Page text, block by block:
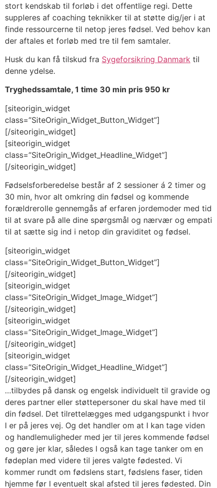
stort kendskab til forløb i det offentlige regi. Dette
suppleres af coaching teknikker til at støtte dig/jer i at
finde ressourcerne til netop jeres fødsel. Ved behov kan
der aftales et forløb med tre til fem samtaler.
Husk du kan få tilskud fra Sygeforsikring Danmark til
denne ydelse.
Tryghedssamtale, 1 time 30 min pris 950 kr
[siteorigin_widget
class=”SiteOrigin_Widget_Button_Widget”]
[/siteorigin_widget]
[siteorigin_widget
class=”SiteOrigin_Widget_Headline_Widget”]
[/siteorigin_widget]
Fødselsforberedelse består af 2 sessioner á 2 timer og
30 min, hvor alt omkring din fødsel og kommende
forældrerolle gennemgås af erfaren jordemoder med tid
til at svare på alle dine spørgsmål og nærvær og empati
til at sætte sig ind i netop din graviditet og fødsel.
[siteorigin_widget
class=”SiteOrigin_Widget_Button_Widget”]
[/siteorigin_widget]
[siteorigin_widget
class=”SiteOrigin_Widget_Image_Widget”]
[/siteorigin_widget]
[siteorigin_widget
class=”SiteOrigin_Widget_Image_Widget”]
[/siteorigin_widget]
[siteorigin_widget
class=”SiteOrigin_Widget_Headline_Widget”]
[/siteorigin_widget]
…tilbydes på dansk og engelsk individuelt til gravide og
deres partner eller støttepersoner du skal have med til
din fødsel. Det tilrettelægges med udgangspunkt i hvor
I er på jeres vej. Og det handler om at I kan tage viden
og handlemuligheder med jer til jeres kommende fødsel
og gøre jer klar, således I også kan tage tanker om en
fødeplan med videre til jeres valgte fødested. Vi
kommer rundt om fødslens start, fødslens faser, tiden
hjemme før I eventuelt skal afsted til jeres fødested. Din